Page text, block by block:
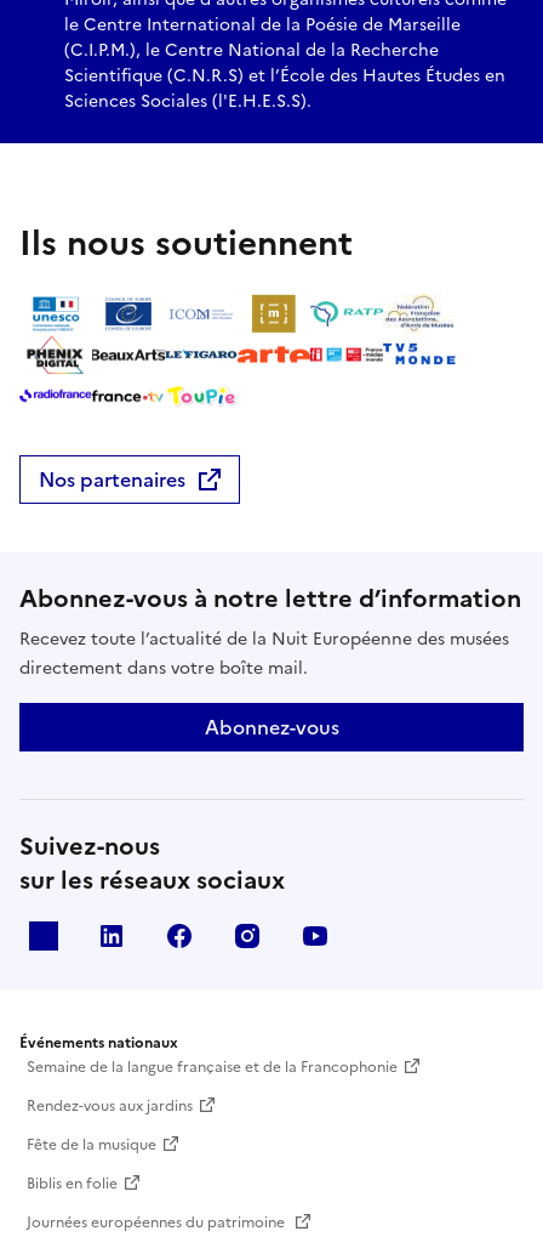
le Centre International de la Poésie de Marseille
(C.I.P.M.), le Centre National de la Recherche
Scientifique (C.N.R.S) et l’École des Hautes Études en
Sciences Sociales (l'E.H.E.S.S).
Ils nous soutiennent
Nos partenaires
Abonnez-vous à notre lettre d’information
Recevez toute l’actualité de la Nuit Européenne des musées
directement dans votre boîte mail.
Abonnez-vous
Suivez-nous
sur les réseaux sociaux
Linkedin Facebook Instagram
Événements nationaux
Semaine de la langue française et de la Francophonie
Rendez-vous aux jardins
Fête de la musique
Biblis en folie
Journées européennes du patrimoine